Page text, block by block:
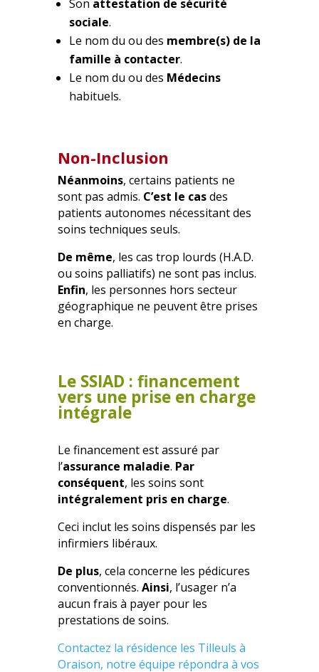
Son attestation de sécurité
sociale.
Le nom du ou des membre(s) de la
famille à contacter.
Le nom du ou des Médecins
habituels.
Non-Inclusion
Néanmoins, certains patients ne
sont pas admis. C’est le casdes
patients autonomes nécessitant des
soins techniques seuls.
De même, les cas trop lourds (H.A.D.
ou soins palliatifs) ne sont pas inclus.
Enfin, les personnes hors secteur
géographique ne peuvent être prises
en charge.
Le SSIAD : financement
vers une prise en charge
intégrale
Le financement est assuré par
l’assurance maladie. Par
conséquent, les soins sont
intégralement pris en charge.
Ceci inclut les soins dispensés par les
infirmiers libéraux.
De plus, cela concerne les pédicures
conventionnés. Ainsi, l’usager n’a
aucun frais à payer pour les
prestations de soins.
Contactez la résidence les Tilleuls à
Oraison, notre équipe répondra à vos